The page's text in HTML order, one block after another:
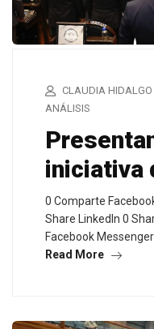
CLAUDIA HIDALGO
ANÁLISIS
iniciativa
0 Comparte
Share LinkedIn 0
Facebook
Read More